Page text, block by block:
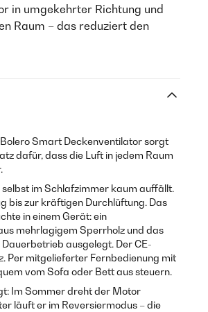
in umgekehrter Richtung und
Raum – das reduziert den
Smart Deckenventilator sorgt
dafür, dass die Luft in jedem Raum
im Schlafzimmer kaum auffällt.
bis zur kräftigen Durchlüftung. Das
in einem Gerät: ein
mehrlagigem Sperrholz und das
ausgelegt. Der CE-
Per mitgelieferter Fernbedienung mit
vom Sofa oder Bett aus steuern.
Im Sommer dreht der Motor
läuft er im Reversiermodus – die